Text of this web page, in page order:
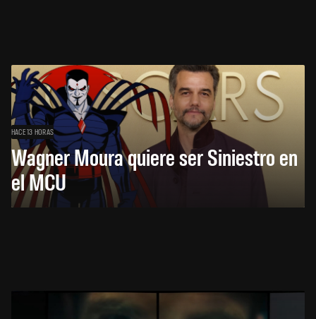
HACE 13 HORAS
Wagner Moura quiere ser Siniestro en
el MCU